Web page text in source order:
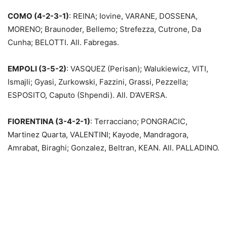
COMO (4-2-3-1): REINA; Iovine, VARANE, DOSSENA,
MORENO; Braunoder, Bellemo; Strefezza, Cutrone, Da
Cunha; BELOTTI. All. Fabregas.
EMPOLI (3-5-2): VASQUEZ (Perisan); Walukiewicz, VITI,
Ismajli; Gyasi, Zurkowski, Fazzini, Grassi, Pezzella;
ESPOSITO, Caputo (Shpendi). All. D’AVERSA.
FIORENTINA (3-4-2-1): Terracciano; PONGRACIC,
Martinez Quarta, VALENTINI; Kayode, Mandragora,
Amrabat, Biraghi; Gonzalez, Beltran, KEAN. All. PALLADINO.